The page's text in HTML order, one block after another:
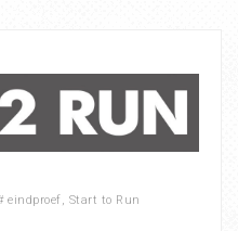
eindproef , Start to Run